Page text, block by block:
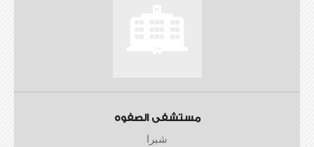
مستشفى الصفوه
شبرا